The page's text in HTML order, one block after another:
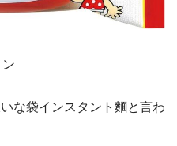
な袋インスタント麵と言わ